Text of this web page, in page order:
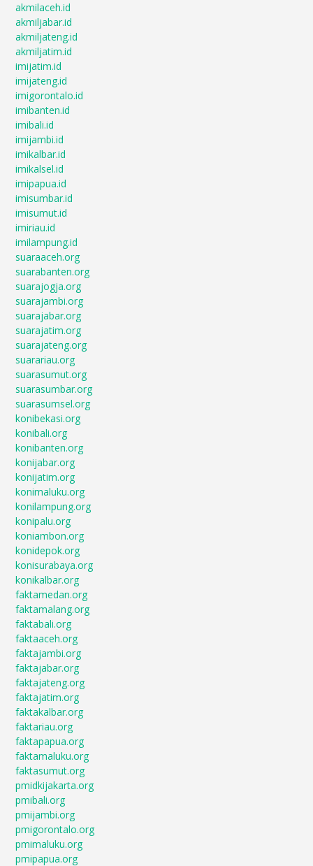
akmilaceh.id
akmiljabar.id
akmiljateng.id
akmiljatim.id
imijatim.id
imijateng.id
imigorontalo.id
imibanten.id
imibali.id
imijambi.id
imikalbar.id
imikalsel.id
imipapua.id
imisumbar.id
imisumut.id
imiriau.id
imilampung.id
suaraaceh.org
suarabanten.org
suarajogja.org
suarajambi.org
suarajabar.org
suarajatim.org
suarajateng.org
suarariau.org
suarasumut.org
suarasumbar.org
suarasumsel.org
konibekasi.org
konibali.org
konibanten.org
konijabar.org
konijatim.org
konimaluku.org
konilampung.org
konipalu.org
koniambon.org
konidepok.org
konisurabaya.org
konikalbar.org
faktamedan.org
faktamalang.org
faktabali.org
faktaaceh.org
faktajambi.org
faktajabar.org
faktajateng.org
faktajatim.org
faktakalbar.org
faktariau.org
faktapapua.org
faktamaluku.org
faktasumut.org
pmidkijakarta.org
pmibali.org
pmijambi.org
pmigorontalo.org
pmimaluku.org
pmipapua.org